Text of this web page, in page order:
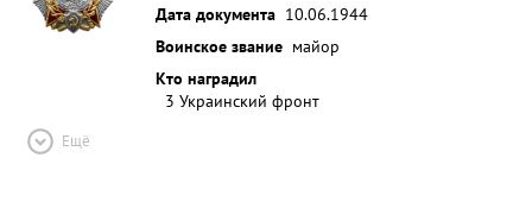
Дата документа 10.06.1944
Воинское звание майор
Кто наградил
3 Украинский фронт
Ещё